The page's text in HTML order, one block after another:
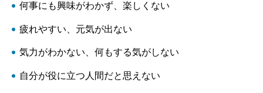
何事にも興味がわかず、楽しくない
疲れやすい、元気が出ない
気力がわかない、何もする気がしない
自分が役に立つ人間だと思えない